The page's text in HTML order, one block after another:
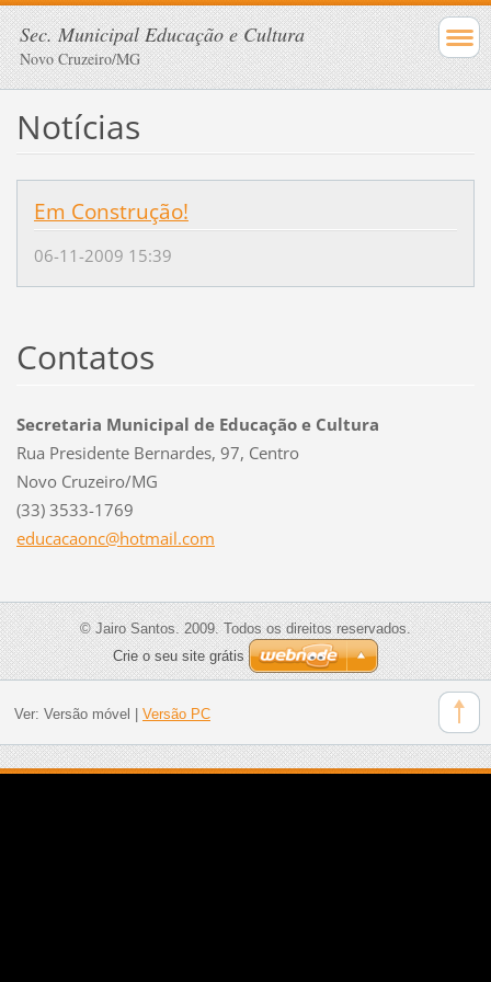
Sec. Municipal Educação e Cultura
Novo Cruzeiro/MG
Notícias
Em Construção!
06-11-2009 15:39
Contatos
Secretaria Municipal de Educação e Cultura
Rua Presidente Bernardes, 97, Centro
Novo Cruzeiro/MG
(33) 3533-1769
educacaonc@hotmail.com
© Jairo Santos. 2009. Todos os direitos reservados.
Crie o seu site grátis
Ver: Versão móvel | Versão PC